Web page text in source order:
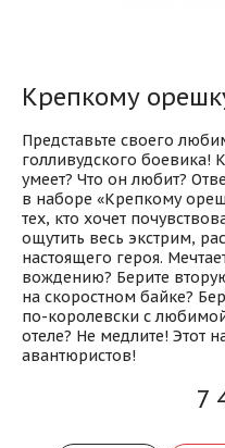
Крепкому
Представьте своего
голливудского боевика!
умеет? Что он любит?
в наборе «Крепкому
тех, кто хочет
ощутить весь экстрим,
настоящего героя.
вождению? Берите
на скоростном байке?
по-королевски с
отеле? Не медлите! Этот
авантюристов!
7